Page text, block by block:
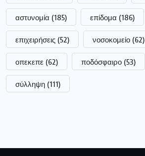
αστυνομία (185) επίδομα (186)
επιχειρήσεις (52) νοσοκομείο (62)
οπεκεπε (62) ποδόσφαιρο (53)
σύλληψη (111)